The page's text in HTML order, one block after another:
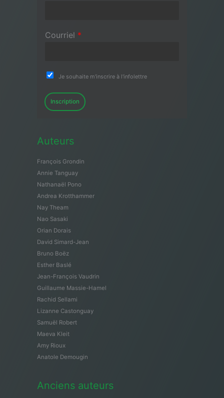
Courriel *
Je souhaite m'inscrire à l'infolettre
Inscription
Auteurs
François Grondin
Annie Tanguay
Nathanaël Pono
Andrea Krotthammer
Nay Theam
Nao Sasaki
Orian Dorais
David Simard-Jean
Bruno Boëz
Esther Baslé
Jean-François Vaudrin
Guillaume Massie-Hamel
Rachid Sellami
Lizanne Castonguay
Samuël Robert
Maeva Kleit
Amy Rioux
Anatole Demougin
Anciens auteurs